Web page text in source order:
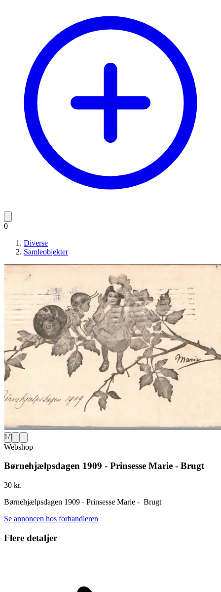
0
Diverse
Samleobjekter
1/1
Webshop
Børnehjælpsdagen 1909 - Prinsesse Marie - Brugt
30 kr.
Børnehjælpsdagen 1909 - Prinsesse Marie - Brugt
Se annoncen hos forhandleren
Flere detaljer